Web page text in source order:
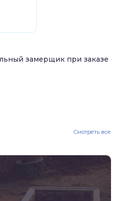
замерщик при заказе
Смотреть все